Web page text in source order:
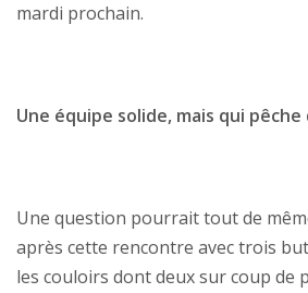
mardi prochain.
Une équipe solide, mais qui pêche
Une question pourrait tout de
après cette rencontre avec trois
les couloirs dont deux sur coup de